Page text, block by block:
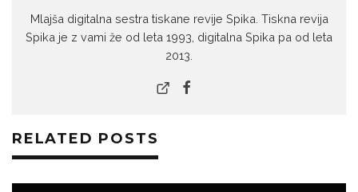
Mlajša digitalna sestra tiskane revije Spika. Tiskna revija
Spika je z vami že od leta 1993, digitalna Spika pa od leta
2013.
RELATED POSTS